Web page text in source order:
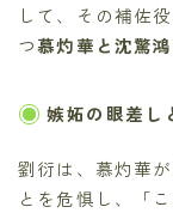
して、その補佐
つ慕灼華と沈驚
嫉妬の眼差し
劉衍は、慕灼華
とを危惧し、「